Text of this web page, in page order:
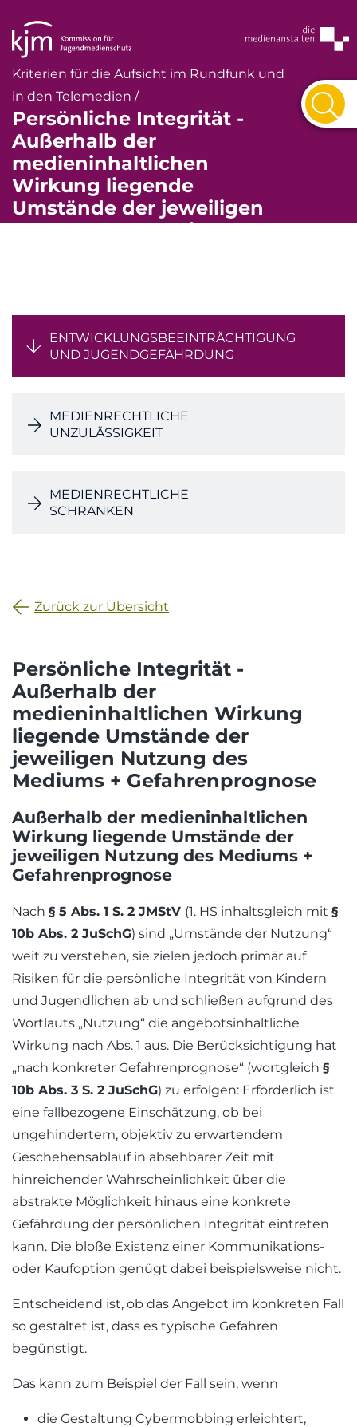
Kriterien für die Aufsicht im Rundfunk und
in den Telemedien /
Persönliche Integrität -
Außerhalb der
medieninhaltlichen
Wirkung liegende
Umstände der jeweiligen
Nutzung des Mediums +
ENTWICKLUNGSBEEINTRÄCHTIGUNG
UND JUGENDGEFÄHRDUNG
MEDIENRECHTLICHE
UNZULÄSSIGKEIT
MEDIENRECHTLICHE
SCHRANKEN
Zurück zur Übersicht
Persönliche Integrität -
Außerhalb der
medieninhaltlichen Wirkung
liegende Umstände der
jeweiligen Nutzung des
Mediums + Gefahrenprognose
Außerhalb der medieninhaltlichen
Wirkung liegende Umstände der
jeweiligen Nutzung des Mediums +
Gefahrenprognose
Nach § 5 Abs. 1 S. 2 JMStV (1. HS inhaltsgleich mit §
10b Abs. 2 JuSchG) sind „Umstände der Nutzung“
weit zu verstehen, sie zielen jedoch primär auf
Risiken für die persönliche Integrität von Kindern
und Jugendlichen ab und schließen aufgrund des
Wortlauts „Nutzung“ die angebotsinhaltliche
Wirkung nach Abs. 1 aus. Die Berücksichtigung hat
„nach konkreter Gefahrenprognose“ (wortgleich §
10b Abs. 3 S. 2 JuSchG) zu erfolgen: Erforderlich ist
eine fallbezogene Einschätzung, ob bei
ungehindertem, objektiv zu erwartendem
Geschehensablauf in absehbarer Zeit mit
hinreichender Wahrscheinlichkeit über die
abstrakte Möglichkeit hinaus eine konkrete
Gefährdung der persönlichen Integrität eintreten
kann. Die bloße Existenz einer Kommunikations-
oder Kaufoption genügt dabei beispielsweise nicht.
Entscheidend ist, ob das Angebot im konkreten Fall
so gestaltet ist, dass es typische Gefahren
begünstigt.
Das kann zum Beispiel der Fall sein, wenn
die Gestaltung Cybermobbing erleichtert,